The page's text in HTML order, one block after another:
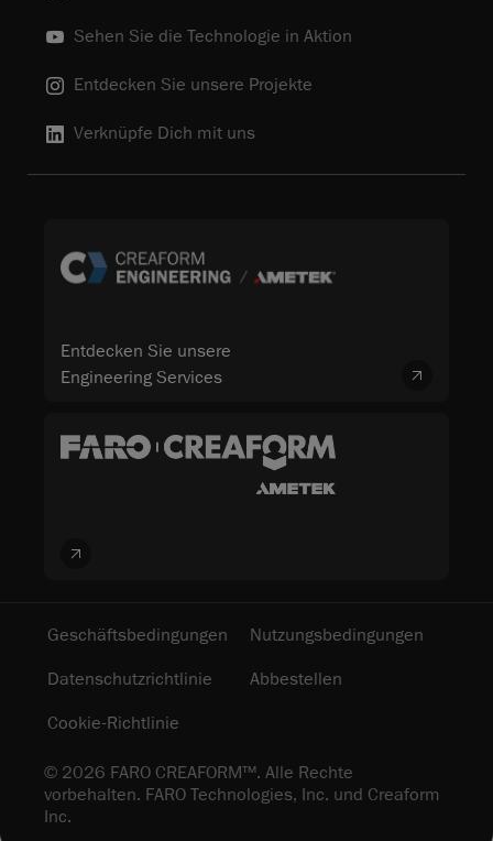
Sehen Sie die Technologie in Aktion
Entdecken Sie unsere Projekte
Verknüpfe Dich mit uns
Entdecken Sie unsere
Engineering Services
© 2026 FARO CREAFORM™. Alle Rechte
vorbehalten. FARO Technologies, Inc. und Creaform
Inc.
Geschäftsbedingungen
Nutzungsbedingungen
Datenschutzrichtlinie
Abbestellen
Cookie-Richtlinie